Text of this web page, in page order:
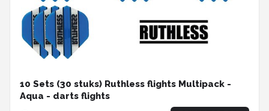
10 Sets (30 stuks) Ruthless flights Multipack -
Aqua - darts flights